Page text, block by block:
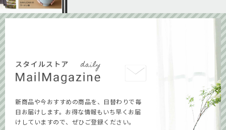
新商品や今おすすめの商品を、日替わりで毎
日お届けします。お得な情報もいち早くお届
けしていますので、ぜひご登録ください。